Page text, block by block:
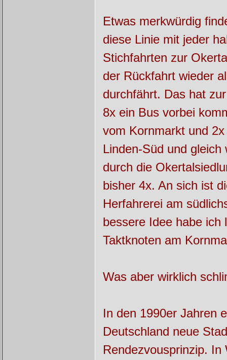
Etwas merkwürdig
diese Linie mit jeder
Stichfahrten zur
der Rückfahrt wieder
durchfährt. Das hat
8x ein Bus vorbei
vom Kornmarkt und
Linden-Süd und
durch die
bisher 4x. An sich ist
Herfahrerei am
bessere Idee habe ich
Taktknoten am
Was aber wirklich
In den 1990er Jahren
Deutschland neue
Rendezvousprinzip.